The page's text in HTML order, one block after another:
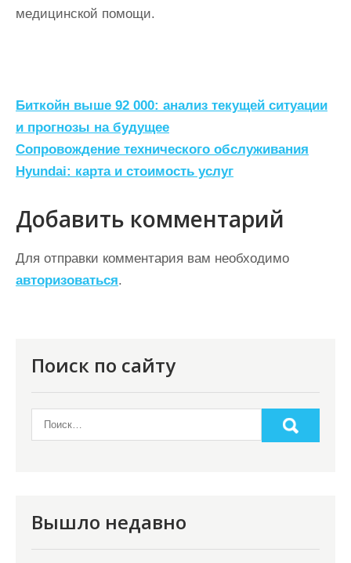
медицинской помощи.
Н
а
в
и
г
а
ц
и
м
Биткойн выше 92 000: анализ текущей ситуации
и прогнозы на будущее
Сопровождение технического обслуживания
Hyundai: карта и стоимость услуг
Добавить комментарий
Для отправки комментария вам необходимо
авторизоваться.
Поиск по сайту
Вышло недавно